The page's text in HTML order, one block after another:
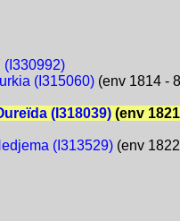
(I330992)
(I315060)(env 1814 - 8
(I318039)(env
(I313529)(env